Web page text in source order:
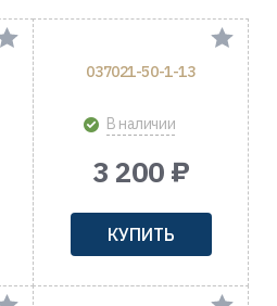
037021-50-1-13
В наличии
3 200 ₽
КУПИТЬ